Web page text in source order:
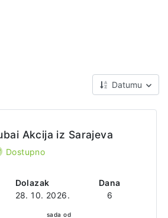
Datumu
Dolazak
28. 10. 2026.
Dana
6
Akcija iz Sarajeva
Dostupno
sada od